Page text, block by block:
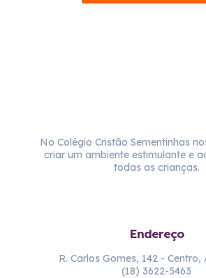
No Colégio Cristão Sementinhas
criar um ambiente estimulante e
todas as crianças.
Endereço
R. Carlos Gomes, 142 -
(18) 3622-5463